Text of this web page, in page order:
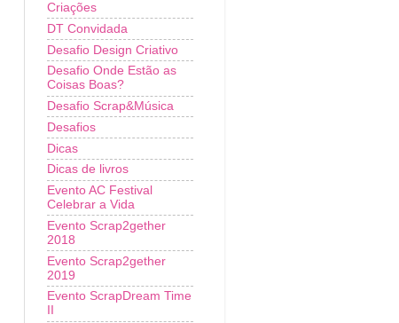
Criações
DT Convidada
Desafio Design Criativo
Desafio Onde Estão as
Coisas Boas?
Desafio Scrap&Música
Desafios
Dicas
Dicas de livros
Evento AC Festival
Celebrar a Vida
Evento Scrap2gether
2018
Evento Scrap2gether
2019
Evento ScrapDream Time